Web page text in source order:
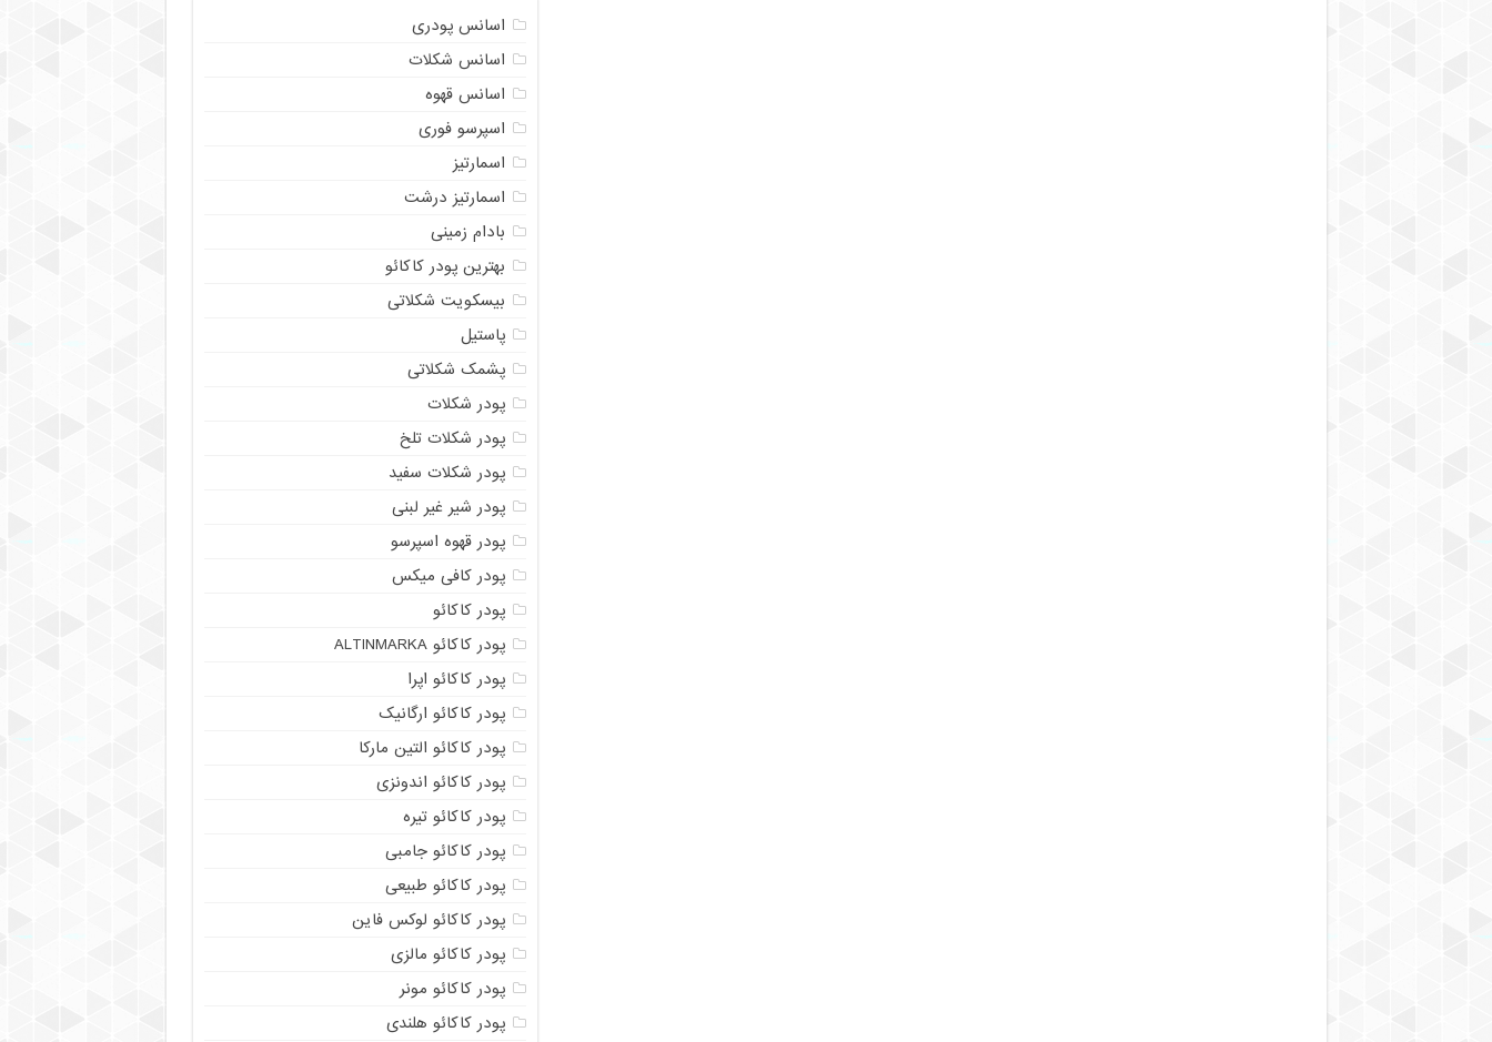
اسانس پودری
اسانس شکلات
اسانس قهوه
اسپرسو فوری
اسمارتیز
اسمارتیز درشت
بادام زمینی
بهترین پودر کاکائو
بیسکویت شکلاتی
پاستیل
پشمک شکلاتی
پودر شکلات
پودر شکلات تلخ
پودر شکلات سفید
پودر شیر غیر لبنی
پودر قهوه اسپرسو
پودر کافی میکس
پودر کاکائو
پودر کاکائو ALTINMARKA
پودر کاکائو اپرا
پودر کاکائو ارگانیک
پودر کاکائو التین مارکا
پودر کاکائو اندونزی
پودر کاکائو تیره
پودر کاکائو جامبی
پودر کاکائو طبیعی
پودر کاکائو لوکس فاین
پودر کاکائو مالزی
پودر کاکائو مونر
پودر کاکائو هلندی